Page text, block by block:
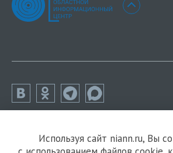
Используя сайт niann.ru, Вы